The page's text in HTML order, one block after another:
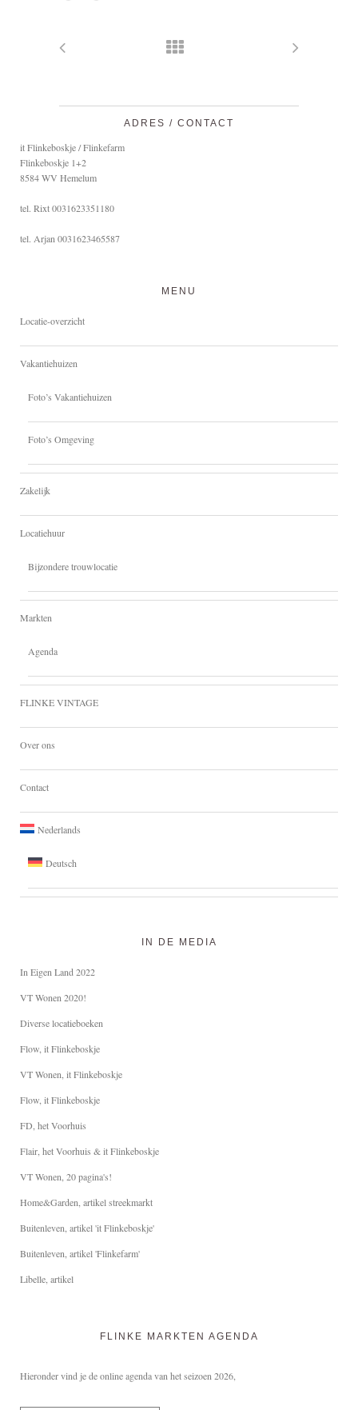
ADRES / CONTACT
it Flinkeboskje / Flinkefarm
Flinkeboskje 1+2
8584 WV Hemelum
tel. Rixt 0031623351180
tel. Arjan 0031623465587
MENU
Locatie-overzicht
Vakantiehuizen
Foto’s Vakantiehuizen
Foto’s Omgeving
Zakelijk
Locatiehuur
Bijzondere trouwlocatie
Markten
Agenda
FLINKE VINTAGE
Over ons
Contact
Nederlands
Deutsch
IN DE MEDIA
In Eigen Land 2022
VT Wonen 2020!
Diverse locatieboeken
Flow, it Flinkeboskje
VT Wonen, it Flinkeboskje
Flow, it Flinkeboskje
FD, het Voorhuis
Flair, het Voorhuis & it Flinkeboskje
VT Wonen, 20 pagina's!
Home&Garden, artikel streekmarkt
Buitenleven, artikel 'it Flinkeboskje'
Buitenleven, artikel 'Flinkefarm'
Libelle, artikel
FLINKE MARKTEN AGENDA
Hieronder vind je de online agenda van het seizoen 2026,